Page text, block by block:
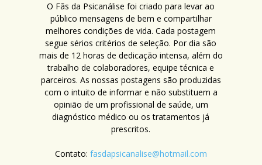
O Fãs da Psicanálise foi criado para levar ao
público mensagens de bem e compartilhar
melhores condições de vida. Cada postagem
segue sérios critérios de seleção. Por dia são
mais de 12 horas de dedicação intensa, além do
trabalho de colaboradores, equipe técnica e
parceiros. As nossas postagens são produzidas
com o intuito de informar e não substituem a
opinião de um profissional de saúde, um
diagnóstico médico ou os tratamentos já
prescritos.
Contato: fasdapsicanalise@hotmail.com